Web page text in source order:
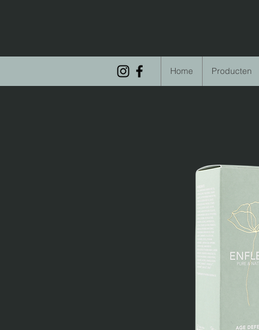
Home Producten